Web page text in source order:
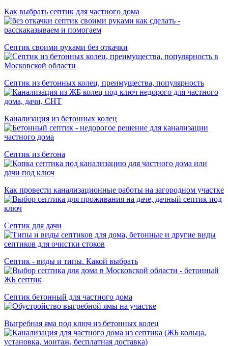
Как выбрать септик для частного дома
Септик своими руками без откачки
Септик из бетонных колец, преимущества, популярность
Канализация из бетонных колец
Cептик из бетона
Как провести канализационные работы на загородном участке
Септик для дачи
Септик - виды и типы. Какой выбрать
Септик бетонный для частного дома
Выгребная яма под ключ из бетонных колец